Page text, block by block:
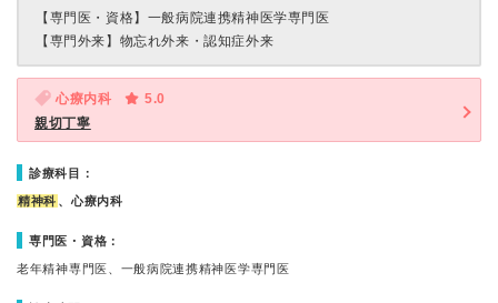
【専門医・資格】 一般病院連携精神医学専門医
【専門外来】 物忘れ外来・認知症外来
心療内科
5.0
親切丁寧
診療科目：
精神科 、心療内科
専門医・資格：
老年精神専門医、一般病院連携精神医学専門医